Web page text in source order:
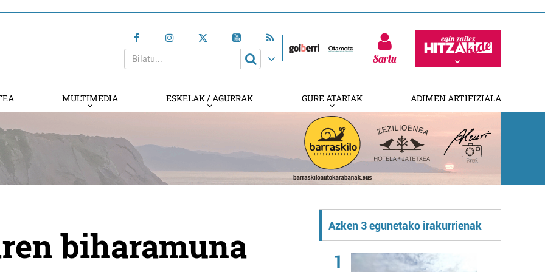
Sartu
MULTIMEDIA ESKELAK / AGURRAK GURE ATARIAK ADIMEN ARTIFIZIALA
biharamuna Azken 3 egunetako irakurrienak
1